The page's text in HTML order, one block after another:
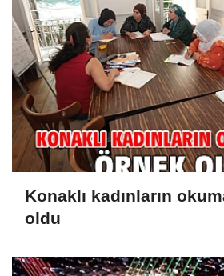
Konaklı kadınların
oldu